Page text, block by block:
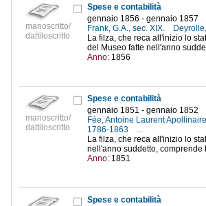
manoscritto/
dattiloscritto
Spese e contabilità
gennaio 1856 - gennaio 1857
Frank, G.A., sec. XIX.
La filza, che reca all'inizio lo
del Museo fatte nell'anno
Anno: 1856
manoscritto/
dattiloscritto
Spese e contabilità
gennaio 1851 - gennaio 1852
Fée, Antoine Laurent
1786-1863
...
La filza, che reca all'inizio lo
nell'anno suddetto, comprende
Anno: 1851
Spese e contabilità